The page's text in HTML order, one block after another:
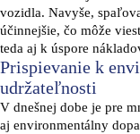
vozidla. Navyše,
účinnejšie, čo môže
teda aj k úspore
Prispievanie k
udržateľnosti
V dnešnej dobe je pre
aj environmentálny